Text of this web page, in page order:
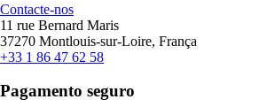
Contacte-nos
11 rue Bernard Maris
37270 Montlouis-sur-Loire, França
+33 1 86 47 62 58
Pagamento seguro